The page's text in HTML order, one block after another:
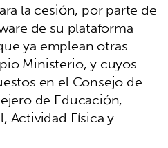
la cesión, por parte de
de su plataforma
ya emplean otras
Ministerio, y cuyos
en el Consejo de
de Educación,
Actividad Física y